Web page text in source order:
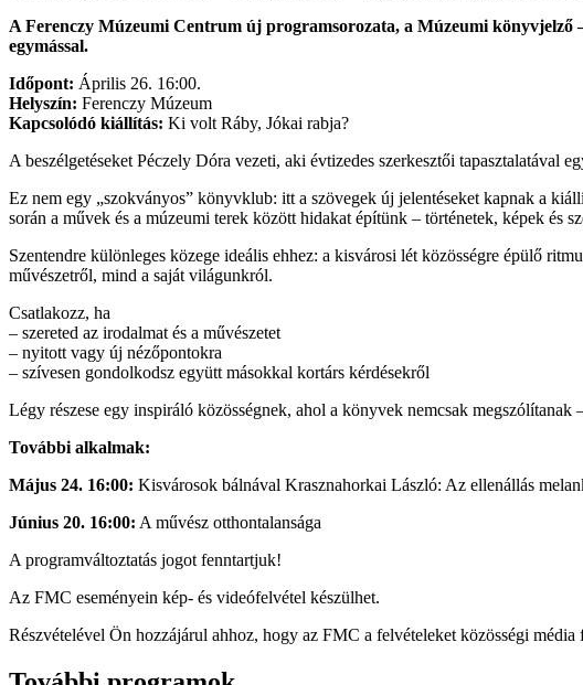
A Ferenczy Múzeumi Centrum új programsorozata, a Múzeumi könyvjelző
egymással.
Időpont: Április 26. 16:00.
Helyszín: Ferenczy Múzeum
Kapcsolódó kiállítás: Ki volt Ráby, Jókai rabja?
A beszélgetéseket Péczely Dóra vezeti, aki évtizedes szerkesztői tapasztalatával
Ez nem egy „szokványos” könyvklub: itt a szövegek új jelentéseket kapnak a
során a művek és a múzeumi terek között hidakat építünk – történetek, képek és
Szentendre különleges közege ideális ehhez: a kisvárosi lét közösségre épülő
művészetről, mind a saját világunkról.
Csatlakozz, ha
– szereted az irodalmat és a művészetet
– nyitott vagy új nézőpontokra
– szívesen gondolkodsz együtt másokkal kortárs kérdésekről
Légy részese egy inspiráló közösségnek, ahol a könyvek nemcsak megszólítanak
További alkalmak:
Május 24. 16:00: Kisvárosok bálnával Krasznahorkai László: Az ellenállás
Június 20. 16:00: A művész otthontalansága
A programváltoztatás jogot fenntartjuk!
Az FMC eseményein kép- és videófelvétel készülhet.
Részvételével Ön hozzájárul ahhoz, hogy az FMC a felvételeket közösségi